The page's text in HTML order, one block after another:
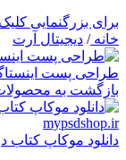
برای بزرگنمایی
خانه/ دیجیتال آرت
طراحی پست
بازگشت به
دانلود موکاپ کتاب